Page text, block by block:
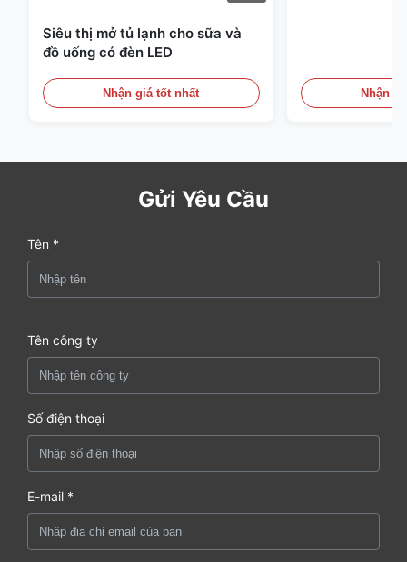
Siêu thị mở tủ lạnh cho sữa và
đồ uống có đèn LED
Nhận giá tốt nhất Nhận
Gửi Yêu Cầu
Tên *
Tên công ty
Số điện thoại
E-mail *